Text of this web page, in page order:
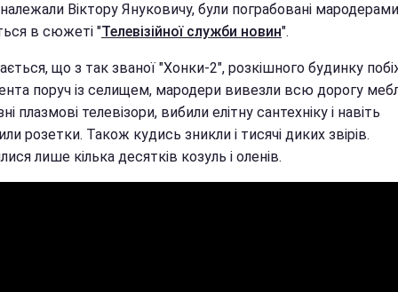
Віктору Януковичу, були пограбовані
в сюжеті "Телевізійної служби новин".
що з так званої "Хонки-2", розкішного будинку
поруч із селищем, мародери вивезли всю дорогу
плазмові телевізори, вибили елітну сантехніку і навіть
розетки. Також кудись зникли і тисячі диких звірів.
лише кілька десятків козуль і оленів.